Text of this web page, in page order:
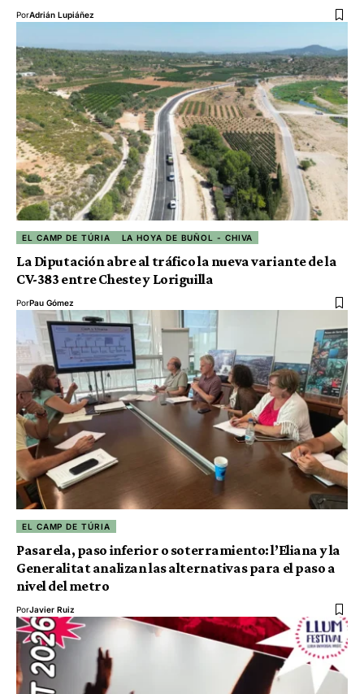
PorAdrián Lupiáñez
EL CAMP DE TÚRIA LA HOYA DE BUÑOL - CHIVA
La Diputación abre al tráfico la nueva variante de la
CV-383 entre Cheste y Loriguilla
PorPau Gómez
EL CAMP DE TÚRIA
Pasarela, paso inferior o soterramiento: l’Eliana y la
Generalitat analizan las alternativas para el paso a
nivel del metro
PorJavier Ruiz